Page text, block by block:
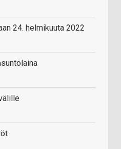
24. helmikuuta 2022